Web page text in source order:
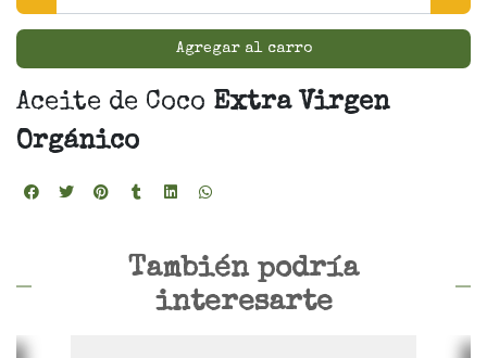
Agregar al carro
Aceite de Coco Extra Virgen
Orgánico
También podría
interesarte